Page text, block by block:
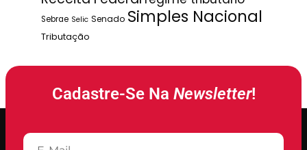
Sebrae Selic Senado Simples Nacional
Tributação
Cadastre-Se Na Newsletter!